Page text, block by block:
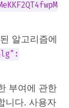
알고리즘에
부여에 관한
니다. 사용자